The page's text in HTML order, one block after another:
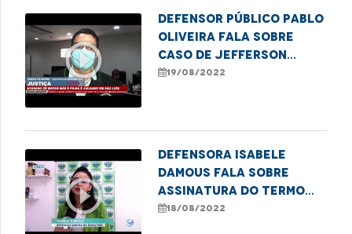
play_circle_outline
Defensor Público Pablo
Oliveira fala sobre
caso de Jefferson
Serpa, acusado de
19/08/2022
play_circle_outline
Defensora Isabele
Damous fala sobre
assinatura do termo
que garante o direito à
18/08/2022